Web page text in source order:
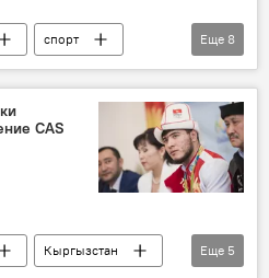
спорт
де-Жанейро
Кыргызская государственная академия физической культуры и спорта
Еще 8
CAS
Кыргызстан
Еще 5